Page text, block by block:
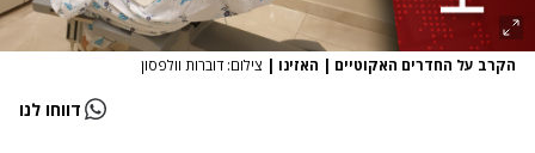
הקרב על החדרים האקוטיים | האזינו | צילום: דוברות וולפסון
דווחו לנו